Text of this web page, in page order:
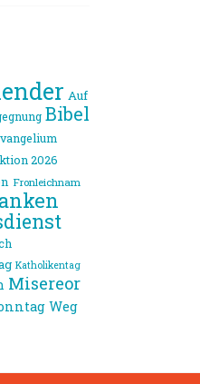
Auf
Bibel
2026
Fronleichnam
Katholikentag
Misereor
Weg